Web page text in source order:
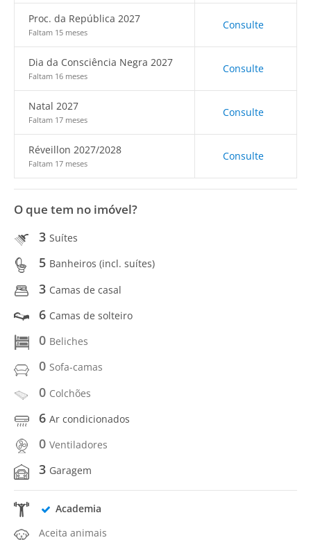
Proc. da República 2027
Faltam 15 meses
Consulte
Dia da Consciência Negra 2027
Faltam 16 meses
Consulte
Natal 2027
Faltam 17 meses
Consulte
Réveillon 2027/2028
Faltam 17 meses
Consulte
O que tem no imóvel?
3 Suítes
5 Banheiros (incl. suítes)
3 Camas de casal
6 Camas de solteiro
0 Beliches
0 Sofa-camas
0 Colchões
6 Ar condicionados
0 Ventiladores
3 Garagem
Academia
Aceita animais